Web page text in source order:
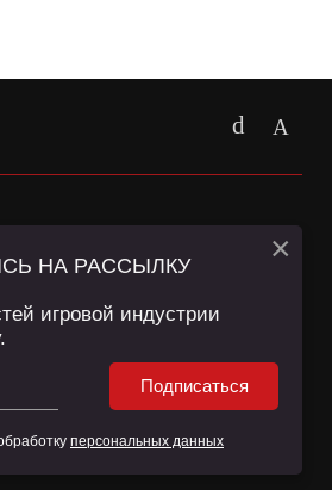
сайта и сервис «Яндекс
и
НА РАССЫЛКУ
игровой индустрии
Подписаться
персональных данных
×